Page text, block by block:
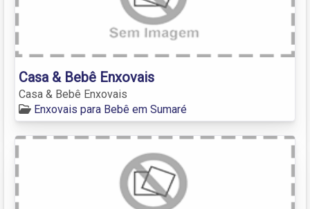
Casa & Bebê Enxovais
Casa & Bebê Enxovais
Enxovais para Bebê em Sumaré